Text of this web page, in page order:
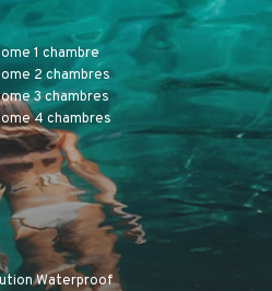
1 chambre
2 chambres
3 chambres
4 chambres
Waterproof